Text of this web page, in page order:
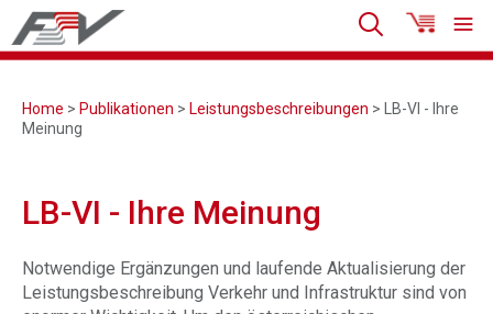
Home > Publikationen > Leistungsbeschreibungen > LB-VI - Ihre
Meinung
LB-VI - Ihre Meinung
Notwendige Ergänzungen und laufende Aktualisierung der
Leistungsbeschreibung Verkehr und Infrastruktur sind von